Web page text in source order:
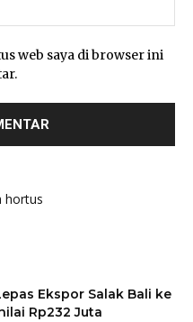
web saya di browser ini
Ekspor Salak Bali ke
Rp232 Juta